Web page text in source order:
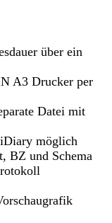
über ein
A3 Drucker per
Datei mit
möglich
BZ und Schema